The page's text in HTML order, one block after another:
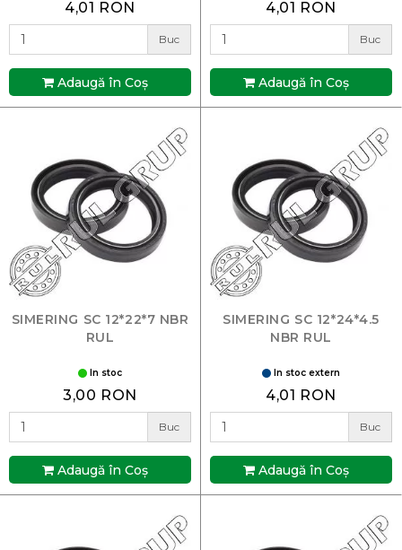
4,01 RON
Buc
Adaugă în Coş
4,01 RON
Buc
Adaugă în Coş
SIMERING SC 12*22*7 NBR
RUL
In stoc
3,00 RON
Buc
Adaugă în Coş
SIMERING SC 12*24*4.5
NBR RUL
In stoc extern
4,01 RON
Buc
Adaugă în Coş